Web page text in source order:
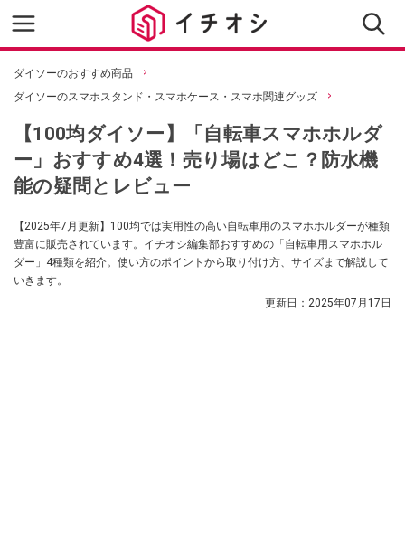
ダイソーのおすすめ商品
ダイソーのスマホスタンド・スマホケース・スマホ関連グッズ
【100均ダイソー】「自転車スマホホルダ
ー」おすすめ4選！売り場はどこ？防水機
能の疑問とレビュー
【2025年7月更新】100均では実用性の高い自転車用のスマホホルダーが種類
豊富に販売されています。イチオシ編集部おすすめの「自転車用スマホホル
ダー」4種類を紹介。使い方のポイントから取り付け方、サイズまで解説して
いきます。
更新日： 2025年07月17日